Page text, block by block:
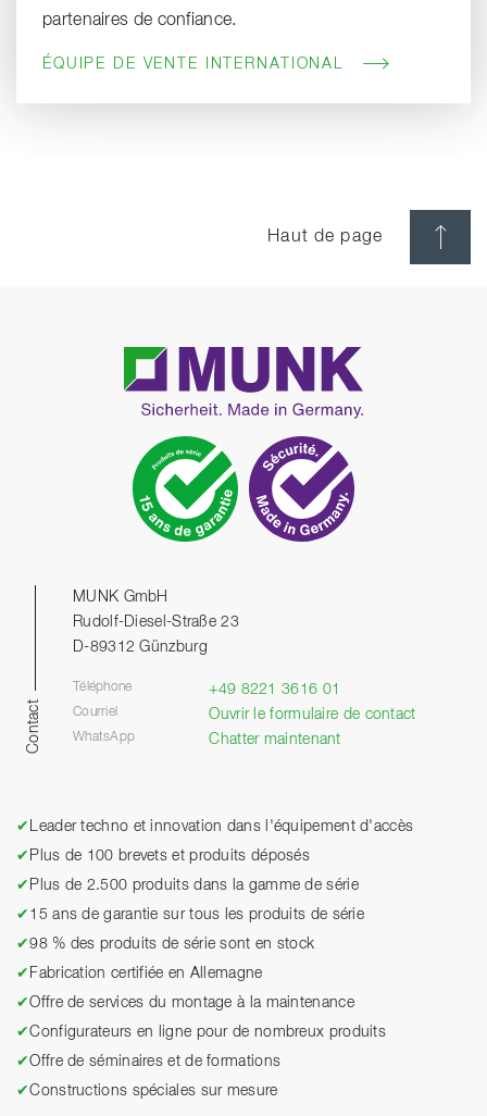
partenaires de confiance.
ÉQUIPE DE VENTE INTERNATIONAL
Haut de page
Contact
MUNK GmbH
Rudolf-Diesel-Straße 23
D-89312 Günzburg
Téléphone +49 8221 3616 01
Courriel Ouvrir le formulaire de contact
WhatsApp Chatter maintenant
✔
Leader techno et innovation dans l'équipement d'accès
✔ Plus de 100 brevets et produits déposés
✔ Plus de 2.500 produits dans la gamme de série
✔ 15 ans de garantie sur tous les produits de série
✔98 % des produits de série sont en stock
✔ Fabrication certifiée en Allemagne
✔Offre de services du montage à la maintenance
✔Configurateurs en ligne pour de nombreux produits
✔Offre de séminaires et de formations
✔Constructions spéciales sur mesure